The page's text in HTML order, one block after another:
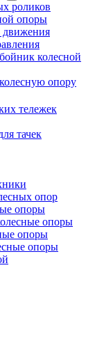
роликов
опоры
движения
колесной
опору
тележек
тачек
опор
опоры
опоры
опоры
опоры